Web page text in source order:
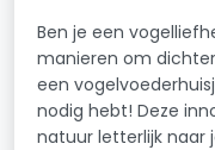
Ben je een
manieren om
een
nodig hebt! Deze
natuur letterlijk naar